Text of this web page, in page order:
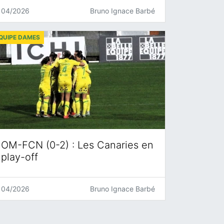
04/2026 Bruno Ignace Barbé
OM-FCN (0-2) : Les Canaries en
play-off
DAMES
04/2026 Bruno Ignace Barbé